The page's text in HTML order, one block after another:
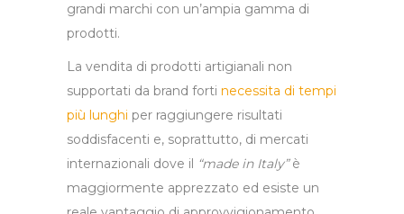
grandi marchi con un’ampia gamma di
prodotti.
La vendita di prodotti artigianali non
supportati da brand forti necessita di tempi
più lunghi per raggiungere risultati
soddisfacenti e, soprattutto, di mercati
internazionali dove il “made in Italy”è
maggiormente apprezzato ed esiste un